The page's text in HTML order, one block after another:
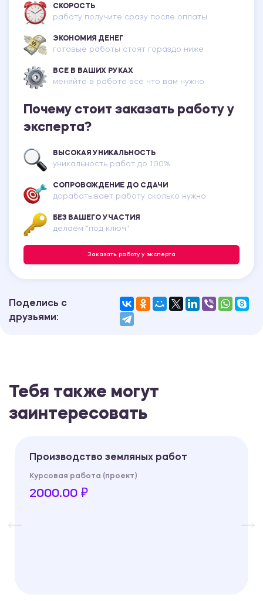
СКОРОСТЬ
работу получите сразу после оплаты
ЭКОНОМИЯ ДЕНЕГ
готовые работы стоят гораздо ниже
ВСЕ В ВАШИХ РУКАХ
меняйте в работе всё что вам нужно
Почему стоит заказать работу у
эксперта?
ВЫСОКАЯ УНИКАЛЬНОСТЬ
уникальность работ до 100%
СОПРОВОЖДЕНИЕ ДО СДАЧИ
дорабатывает работу сколько нужно
БЕЗ ВАШЕГО УЧАСТИЯ
делаем "под ключ"
Заказать работу у эксперта
Поделись с
друзьями:
Тебя также могут
заинтересовать
Производство земляных работ
Курсовая работа (проект)
2000.00 ₽